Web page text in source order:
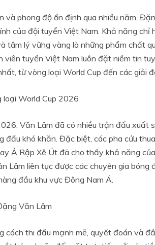
và phong độ ổn định qua nhiều năm,
của đội tuyển Việt Nam. Khả năng chỉ
tâm lý vững vàng là những phẩm chất
viên tuyển Việt Nam luôn đặt niềm tin
từ vòng loại World Cup đến các giải
World Cup 2026
Văn Lâm đã có nhiều trận đấu xuất
khó khăn. Đặc biệt, các pha cứu
Ả Rập Xê Út đã cho thấy khả năng
Lâm liên tục được các chuyên gia bóng
đầu khu vực Đông Nam Á.
Văn Lâm
thi đấu mạnh mẽ, quyết đoán và